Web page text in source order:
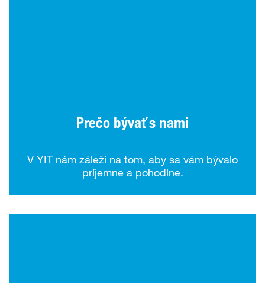
Prečo bývať s nami
V YIT nám záleží na tom, aby sa vám bývalo
príjemne a pohodlne.